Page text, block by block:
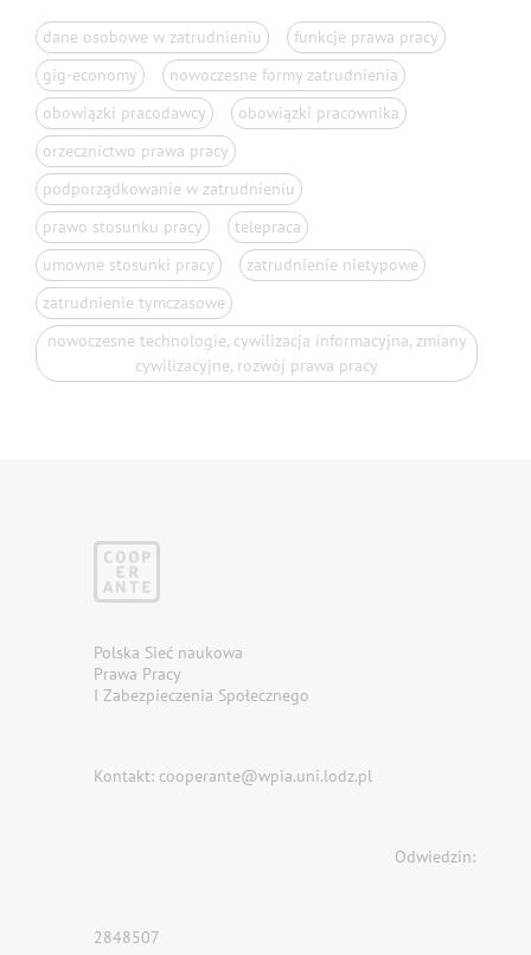
dane osobowe w zatrudnieniu
funkcje prawa pracy
gig-economy
nowoczesne formy zatrudnienia
obowiązki pracodawcy
obowiązki pracownika
orzecznictwo prawa pracy
podporządkowanie w zatrudnieniu
prawo stosunku pracy
telepraca
umowne stosunki pracy
zatrudnienie nietypowe
zatrudnienie tymczasowe
nowoczesne technologie, cywilizacja informacyjna, zmiany
cywilizacyjne, rozwój prawa pracy
Polska Sieć naukowa
Prawa Pracy
I Zabezpieczenia Społecznego
Kontakt: cooperante@wpia.uni.lodz.pl
Odwiedzin:
2848507